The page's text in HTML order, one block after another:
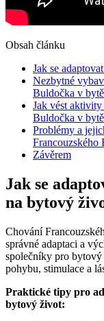
Obsah článku
Jak se
Nezbytné
Buldočka v bytě
Jak‌ vést
Buldočka v bytě
Problémy a
Francouzského
Závěrem
Jak se
na bytový
Chování
správné adaptaci a
společníky pro
pohybu, stimulace a
Praktické tipy pro
bytový život: